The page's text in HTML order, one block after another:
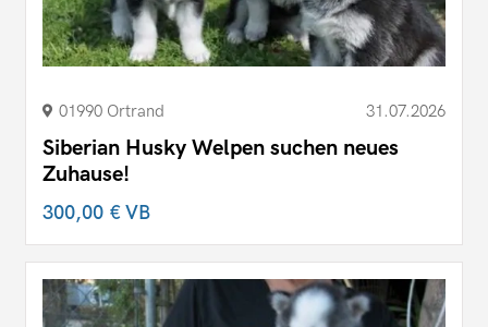
01990 Ortrand 31.07.2026
Siberian Husky Welpen suchen neues
Zuhause!
300,00 €VB